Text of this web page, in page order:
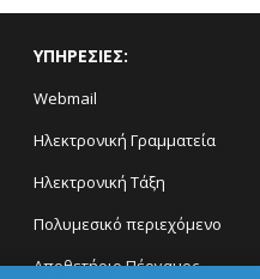
ΥΠΗΡΕΣΙΕΣ:
Webmail
Ηλεκτρονική Γραμματεία
Ηλεκτρονική Τάξη
Πολυμεσικό περιεχόμενο
Αποθετήριο Πέργαμος